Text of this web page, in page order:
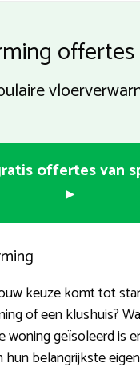
offertes van
▸
keuze komt tot
of een klushuis?
geïsoleerd is
belangrijkste